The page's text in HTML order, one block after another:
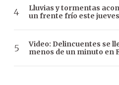
Lluvias y tormentas
un frente frío este jueves
Video: Delincuentes se
menos de un minuto en